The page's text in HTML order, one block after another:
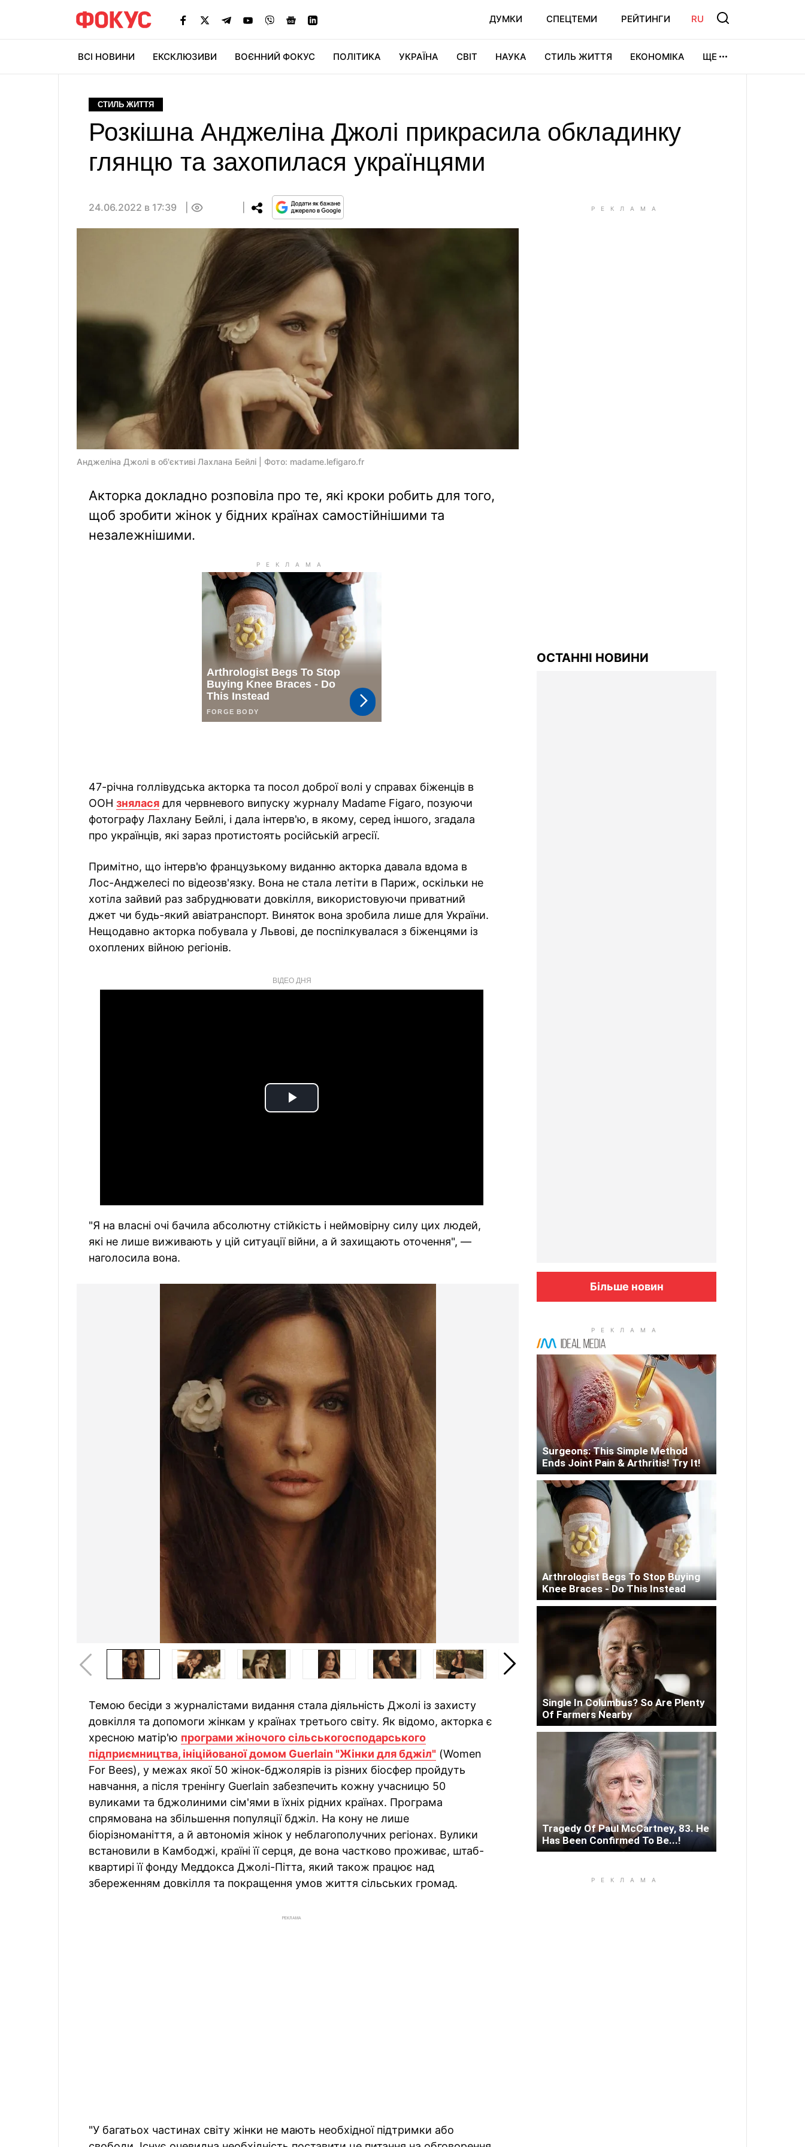
ДУМКИ СПЕЦТЕМИ РЕЙТИНГИ RU
ВСІ НОВИНИ ЕКСКЛЮЗИВИ ВОЄННИЙ ФОКУС ПОЛІТИКА УКРАЇНА СВІТ НАУКА СТИЛЬ ЖИТТЯ ЕКОНОМІКА ЩЕ
СТИЛЬ ЖИТТЯ
Розкішна Анджеліна Джолі прикрасила обкладинку
глянцю та захопилася українцями
24.06.2022 в 17:39
Анджеліна Джолі в об'єктиві Лахлана Бейлі | Фото: madame.lefigaro.fr
Акторка докладно розповіла про те, які кроки робить для того,
щоб зробити жінок у бідних країнах самостійнішими та
незалежнішими.
47-річна голлівудська акторка та посол доброї волі у справах біженців в
ООН знялася для червневого випуску журналу Madame Figaro, позуючи
фотографу Лахлану Бейлі, і дала інтерв'ю, в якому, серед іншого, згадала
про українців, які зараз протистоять російській агресії.
Примітно, що інтерв'ю французькому виданню акторка давала вдома в
Лос-Анджелесі по відеозв'язку. Вона не стала летіти в Париж, оскільки не
хотіла зайвий раз забруднювати довкілля, використовуючи приватний
джет чи будь-який авіатранспорт. Виняток вона зробила лише для України.
Нещодавно акторка побувала у Львові, де поспілкувалася з біженцями із
охоплених війною регіонів.
ВІДЕО ДНЯ
Play
"Я на власні очі бачила абсолютну стійкість і неймовірну силу цих людей,
які не лише виживають у цій ситуації війни, а й захищають оточення", —
наголосила вона.
Темою бесіди з журналістами видання стала діяльність Джолі із захисту
довкілля та допомоги жінкам у країнах третього світу. Як відомо, акторка є
хресною матір'ю програми жіночого сільськогосподарського
підприємництва, ініційованої домом Guerlain "Жінки для бджіл" (Women
For Bees), у межах якої 50 жінок-бджолярів із різних біосфер пройдуть
навчання, а після тренінгу Guerlain забезпечить кожну учасницю 50
вуликами та бджолиними сім'ями в їхніх рідних країнах. Програма
спрямована на збільшення популяції бджіл. На кону не лише
біорізноманіття, а й автономія жінок у неблагополучних регіонах. Вулики
встановили в Камбоджі, країні її серця, де вона частково проживає, штаб-
квартирі її фонду Меддокса Джолі-Пітта, який також працює над
збереженням довкілля та покращення умов життя сільських громад.
РЕКЛАМА
"У багатьох частинах світу жінки не мають необхідної підтримки або
ОСТАННІ НОВИНИ
Більше новин
Surgeons: This Simple Method
Ends Joint Pain & Arthritis! Try It!
Arthrologist Begs To Stop Buying
Knee Braces - Do This Instead
Single In Columbus? So Are Plenty
Of Farmers Nearby
Tragedy Of Paul McCartney, 83. He
Has Been Confirmed To Be...!